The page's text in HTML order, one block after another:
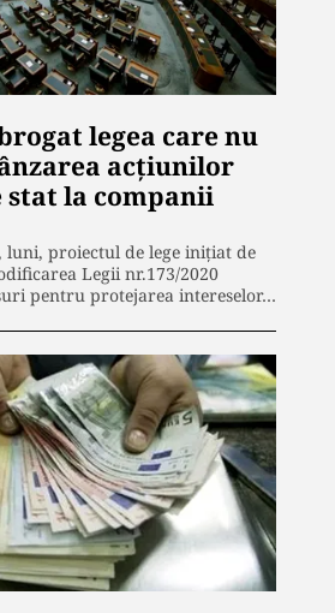
legea care nu
acțiunilor
stat la companii
luni, proiectul de lege iniţiat de
Legii nr.173/2020
pentru protejarea intereselor…